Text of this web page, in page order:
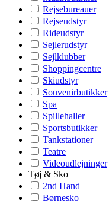
Rejsebureauer
Rejseudstyr
Rideudstyr
Sejlerudstyr
Sejlklubber
Shoppingcentre
Skiudstyr
Souvenirbutikker
Spa
Spillehaller
Sportsbutikker
Tankstationer
Teatre
Videoudlejninger
Tøj & Sko
2nd Hand
Børnesko